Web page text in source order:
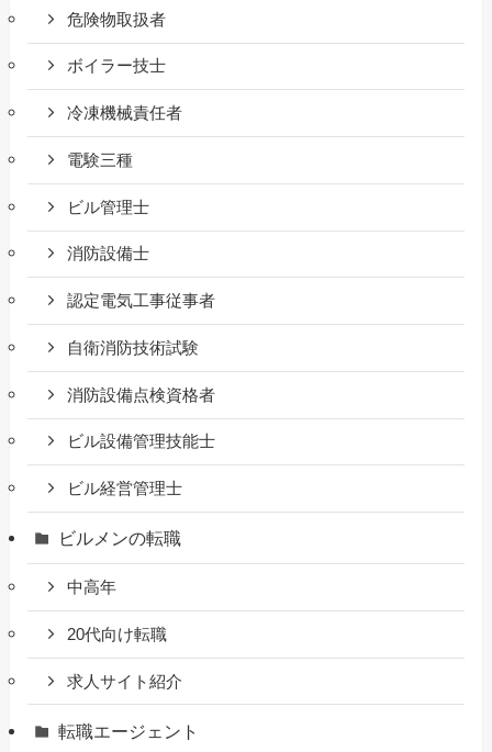
危険物取扱者
ボイラー技士
冷凍機械責任者
電験三種
ビル管理士
消防設備士
認定電気工事従事者
自衛消防技術試験
消防設備点検資格者
ビル設備管理技能士
ビル経営管理士
ビルメンの転職
中高年
20代向け転職
求人サイト紹介
転職エージェント